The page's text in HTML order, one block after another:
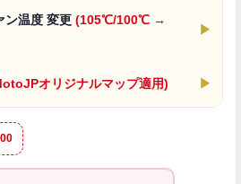
ン温度 変更 (105℃/100℃ →
▶
オリジナルマップ適用) ▶